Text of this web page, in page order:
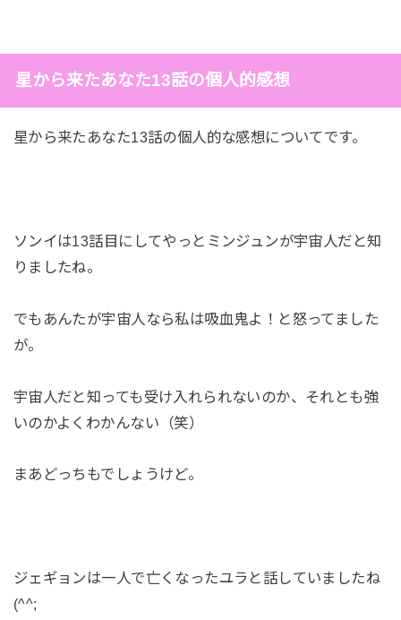
星から来たあなた13話の個人的感想
星から来たあなた13話の個人的な感想についてです。
ソンイは13話目にしてやっとミンジュンが宇宙人だと知
りましたね。
でもあんたが宇宙人なら私は吸血鬼よ！と怒ってました
が。
宇宙人だと知っても受け入れられないのか、それとも強
いのかよくわかんない（笑）
まあどっちもでしょうけど。
ジェギョンは一人で亡くなったユラと話していましたね
(^^;